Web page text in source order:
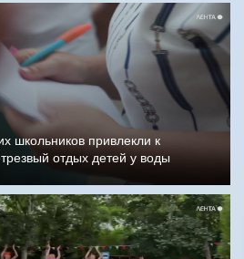
школьников привлекли к
отдых детей у воды